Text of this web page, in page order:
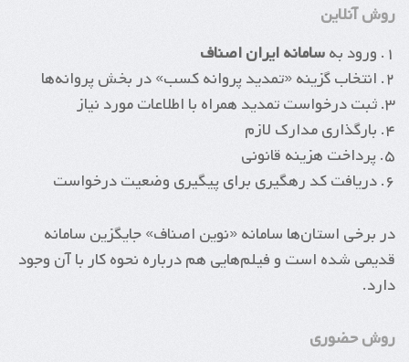
روش آنلاین
۱. ورود به
سامانه ایران اصناف
۲. انتخاب گزینه «تمدید پروانه کسب» در بخش پروانه‌ها
۳. ثبت درخواست تمدید همراه با اطلاعات مورد نیاز
۴. بارگذاری مدارک لازم
۵. پرداخت هزینه قانونی
۶. دریافت کد رهگیری برای پیگیری وضعیت درخواست
در برخی استان‌ها سامانه «نوین اصناف» جایگزین سامانه
قدیمی شده است و فیلم‌هایی هم درباره نحوه کار با آن وجود
دارد.
روش حضوری